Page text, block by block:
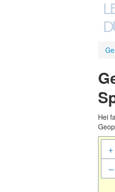
Hei
+
–